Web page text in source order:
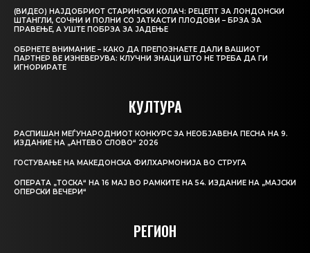
(ВИДЕО) НАЈДОБРИОТ СТАРИНСКИ КОЛАЧ: РЕЦЕПТ ЗА ЛОНДОНСКИ
ШТАНГЛИ, СОЧНИ И ПОЛНИ СО ЈАТКАСТИ ПЛОДОВИ – БРЗА ЗА
ПРАВЕЊЕ, А УШТЕ ПОБРЗА ЗА ЈАДЕЊЕ
ОБРНЕТЕ ВНИМАНИЕ – КАКО ДА ПРЕПОЗНАЕТЕ ДАЛИ ВАШИОТ
ПАРТНЕР ВЕ ИЗНЕВЕРУВА: КЛУЧНИ ЗНАЦИ ШТО НЕ ТРЕБА ДА ГИ
ИГНОРИРАТЕ
КУЛТУРА
РАСПИШАН МЕЃУНАРОДНИОТ КОНКУРС ЗА НЕОБЈАВЕНА ПЕСНА НА 9.
ИЗДАНИЕ НА „АНТЕВО СЛОВО“ 2026
ГОСТУВАЊЕ НА МАКЕДОНСКА ФИЛХАРМОНИЈА ВО СТРУГА
ОПЕРАТА „ТОСКА“ НА 16 МАЈ ВО РАМКИТЕ НА 54. ИЗДАНИЕ НА „МАЈСКИ
ОПЕРСКИ ВЕЧЕРИ“
РЕГИОН